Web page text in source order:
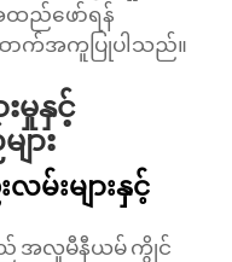
ထည်ဖော်ရန်
ောက်အကူပြုပါသည်။
မှုနှင့်
ား
မ်းများနှင့်
သည် အလူမီနီယမ် ကွိုင်